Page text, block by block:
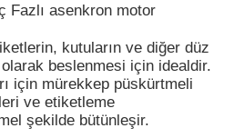
Fazlı asenkron motor
kutuların ve diğer düz
beslenmesi için idealdir.
için mürekkep püskürtmeli
ve etiketleme
şekilde bütünleşir.